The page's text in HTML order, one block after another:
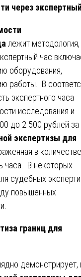
через
лежит методология,
час
оборудования,
работы. В
экспертного часа
исследования и
до 2 500 рублей за
экспертизы для
в количестве
часа. В некоторых
судебных
повышенных
границ для
демонстрирует,